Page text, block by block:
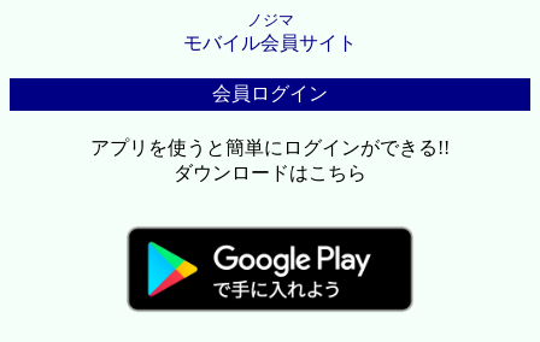
ノジマ
モバイル会員サイト
会員ログイン
アプリを使うと簡単にログインができる!!
ダウンロードはこちら